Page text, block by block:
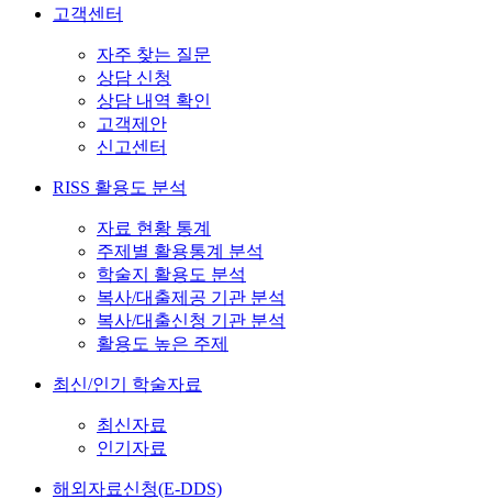
고객센터
자주 찾는 질문
상담 신청
상담 내역 확인
고객제안
신고센터
RISS 활용도 분석
자료 현황 통계
주제별 활용통계 분석
학술지 활용도 분석
복사/대출제공 기관 분석
복사/대출신청 기관 분석
활용도 높은 주제
최신/인기 학술자료
최신자료
인기자료
해외자료신청(E-DDS)